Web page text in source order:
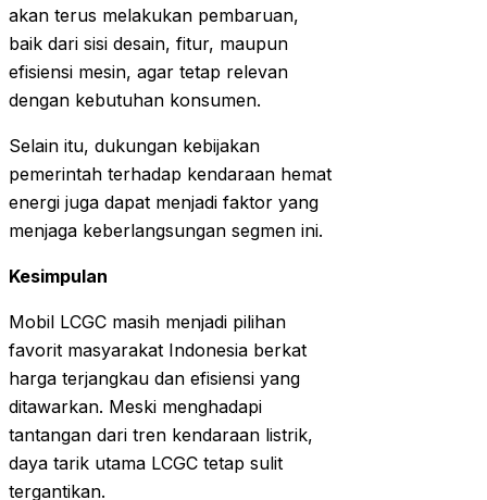
akan terus melakukan pembaruan,
baik dari sisi desain, fitur, maupun
efisiensi mesin, agar tetap relevan
dengan kebutuhan konsumen.
Selain itu, dukungan kebijakan
pemerintah terhadap kendaraan hemat
energi juga dapat menjadi faktor yang
menjaga keberlangsungan segmen ini.
Kesimpulan
Mobil LCGC masih menjadi pilihan
favorit masyarakat Indonesia berkat
harga terjangkau dan efisiensi yang
ditawarkan. Meski menghadapi
tantangan dari tren kendaraan listrik,
daya tarik utama LCGC tetap sulit
tergantikan.